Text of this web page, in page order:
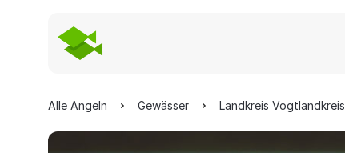
Alle Angeln Gewässer Landkreis Vogtlandkreis